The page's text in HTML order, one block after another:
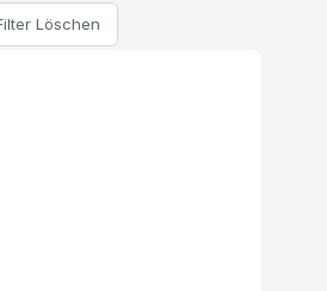
Löschen